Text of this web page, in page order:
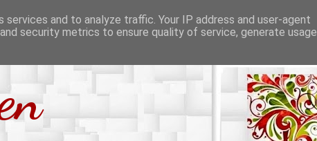
and to analyze traffic. Your IP address and user-agent
security metrics to ensure quality of service, generate usage